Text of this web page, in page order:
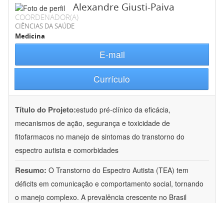
Alexandre Giusti-Paiva
COORDENADOR(A)
CIÊNCIAS DA SAÚDE
Medicina
E-mail
Currículo
Título do Projeto:estudo pré-clínico da eficácia,
mecanismos de ação, segurança e toxicidade de
fitofarmacos no manejo de sintomas do transtorno do
espectro autista e comorbidades
Resumo: O Transtorno do Espectro Autista (TEA) tem
déficits em comunicação e comportamento social, tornando
o manejo complexo. A prevalência crescente no Brasil